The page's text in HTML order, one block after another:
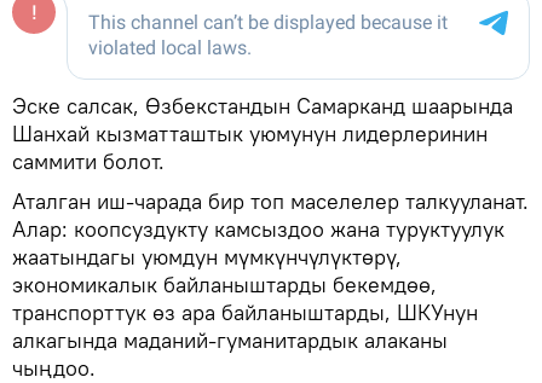
Эске салсак, Өзбекстандын Самарканд шаарында
Шанхай кызматташтык уюмунун лидерлеринин
саммити болот.
Аталган иш-чарада бир топ маселелер талкууланат.
Алар: коопсуздукту камсыздоо жана туруктуулук
жаатындагы уюмдун мүмкүнчүлүктөрү,
экономикалык байланыштарды бекемдөө,
транспорттук өз ара байланыштарды, ШКУнун
алкагында маданий-гуманитардык алаканы
чыңдоо.